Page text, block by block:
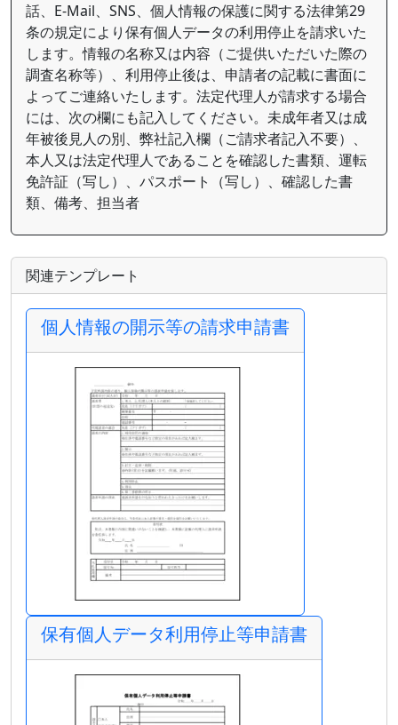
話、E-Mail、SNS、個人情報の保護に関する法律第29
条の規定により保有個人データの利用停止を請求いた
します。情報の名称又は内容（ご提供いただいた際の
調査名称等）、利用停止後は、申請者の記載に書面に
よってご連絡いたします。法定代理人が請求する場合
には、次の欄にも記入してください。未成年者又は成
年被後見人の別、弊社記入欄（ご請求者記入不要）、
本人又は法定代理人であることを確認した書類、運転
免許証（写し）、パスポート（写し）、確認した書
類、備考、担当者
関連テンプレート
個人情報の開示等の請求申請書
保有個人データ利用停止等申請書